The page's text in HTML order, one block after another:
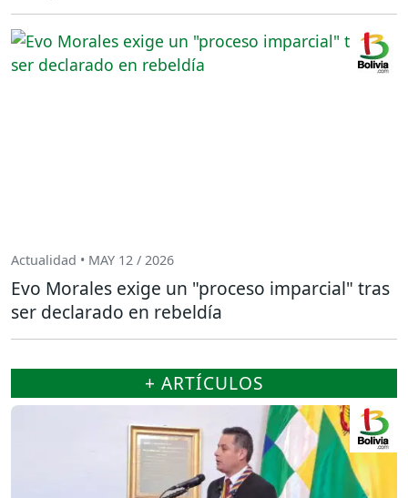
Actualidad • MAY 12 / 2026
Evo Morales exige un "proceso imparcial" tras
ser declarado en rebeldía
+ ARTÍCULOS